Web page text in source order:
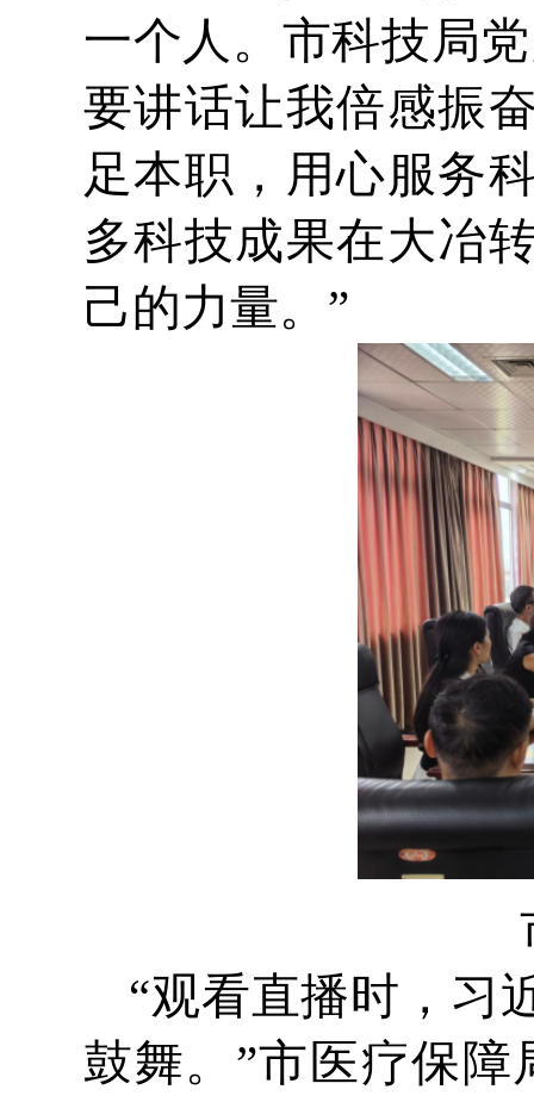
一个人。市科技局
要讲话让我倍感振
足本职，用心服务
多科技成果在大冶
己的力量。”
“观看直播时，习
鼓舞。”市医疗保